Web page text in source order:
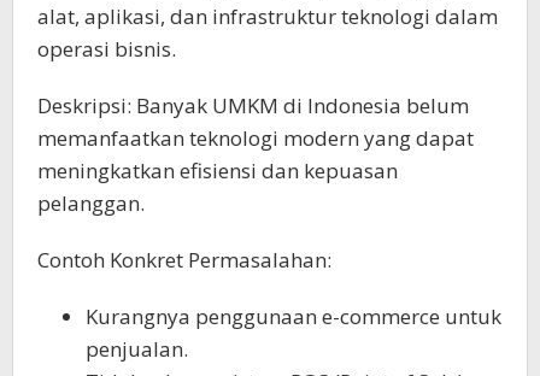
alat, aplikasi, dan infrastruktur teknologi dalam
operasi bisnis.
Deskripsi: Banyak UMKM di Indonesia belum
memanfaatkan teknologi modern yang dapat
meningkatkan efisiensi dan kepuasan
pelanggan.
Contoh Konkret Permasalahan:
Kurangnya penggunaan e-commerce untuk
penjualan.